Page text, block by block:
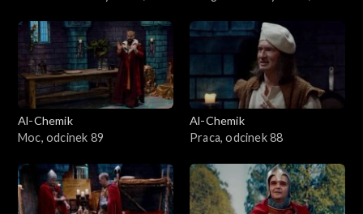
Al-Chemik
Moc, odcinek 89
Al-Chemik
Praca, odcinek 88